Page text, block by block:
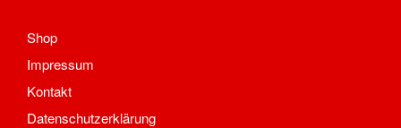
Shop
Impressum
Kontakt
Datenschutzerklärung